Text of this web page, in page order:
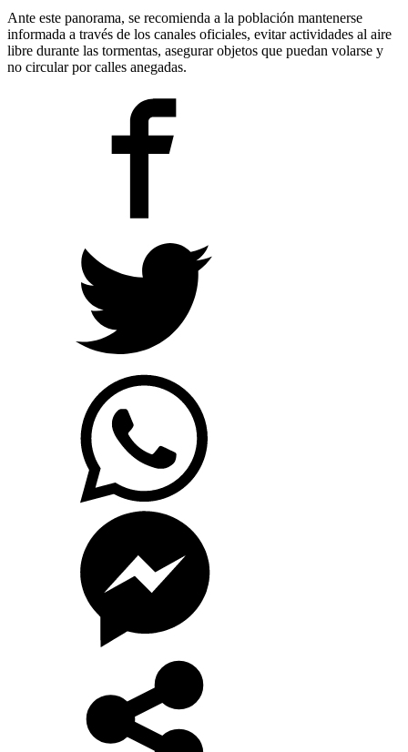
Ante este panorama, se recomienda a la población mantenerse
informada a través de los canales oficiales, evitar actividades al aire
libre durante las tormentas, asegurar objetos que puedan volarse y
no circular por calles anegadas.